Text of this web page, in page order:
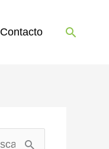
Contacto Buscar